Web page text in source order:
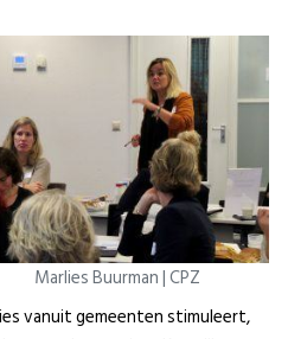
Marlies Buurman | CPZ
vanuit gemeenten stimuleert,